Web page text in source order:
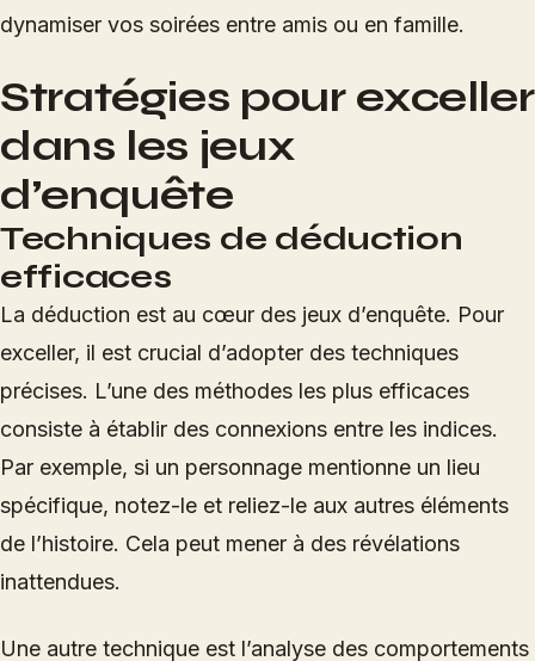
dynamiser vos soirées entre amis ou en famille.
Stratégies pour exceller
dans les jeux
d’enquête
Techniques de déduction
efficaces
La déduction est au cœur des jeux d’enquête. Pour
exceller, il est crucial d’adopter des techniques
précises. L’une des méthodes les plus efficaces
consiste à établir des connexions entre les indices.
Par exemple, si un personnage mentionne un lieu
spécifique, notez-le et reliez-le aux autres éléments
de l’histoire. Cela peut mener à des révélations
inattendues.
Une autre technique est l’analyse des comportements